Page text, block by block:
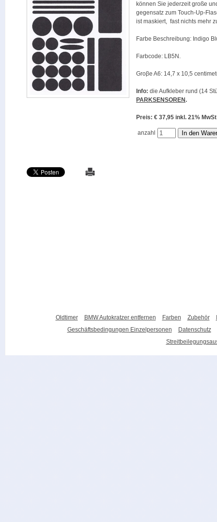
können Sie jederzeit große
gegensatz zum Touch-Up-
ist maskiert, fast nichts mehr
Farbe Beschreibung: Indigo
Farbcode: LB5N.
Groβe A6: 14,7 x 10,5
Info: die Aufkleber rund (14
PARKSENSOREN.
Preis: € 37,95 inkl. 21%
anzahl
Oldtimer BMW Autokratzer entfernen Farben Zubehör
Geschäftsbedingungen Einzelpersonen
Datenschutz